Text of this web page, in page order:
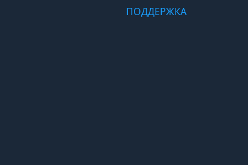
ПОДДЕРЖКА